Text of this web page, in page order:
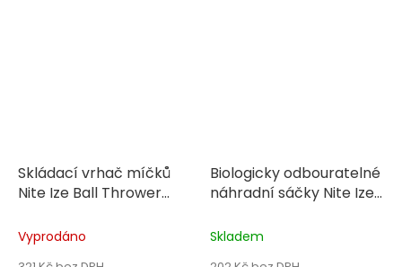
Skládací vrhač míčků
Nite Ize Ball Thrower
Vyprodáno
Biologicky odbouratelné
náhradní sáčky Nite Ize
Skladem